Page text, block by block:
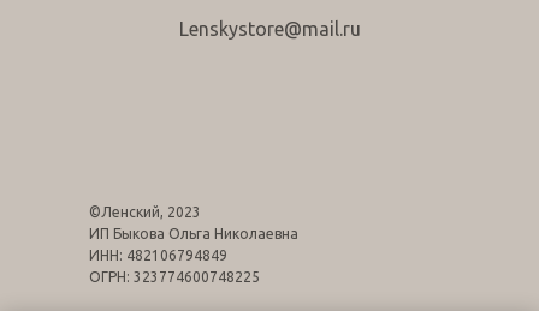
©Ленский, 2023
ИП Быкова Ольга Николаевна
ИНН: 482106794849
ОГРН: 323774600748225
Lenskystore@mail.ru